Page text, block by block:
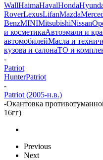
WallHaimaHavalHonda
RoverLexusLifanMazda
BenzMINIMitsubishiNissan
и косметикаАвтоэмали и
автомобилейМасла и
кузова и салонаТО и
-
Patriot
HunterPatriot
-
Patriot (2005-н.в.)
-Окантовка
16гг)
Previous
Next